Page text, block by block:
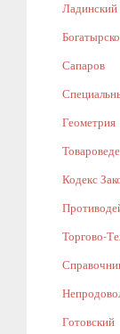
Ладинский
Сапаров
Геометрия
Кодекс
Торгово-
Готовский